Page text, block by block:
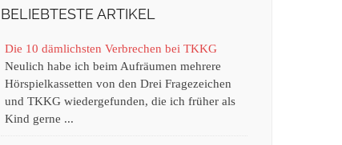
BELIEBTESTE ARTIKEL
Die 10 dämlichsten Verbrechen bei TKKG
Neulich habe ich beim Aufräumen mehrere
Hörspielkassetten von den Drei Fragezeichen
und TKKG wiedergefunden, die ich früher als
Kind gerne ...